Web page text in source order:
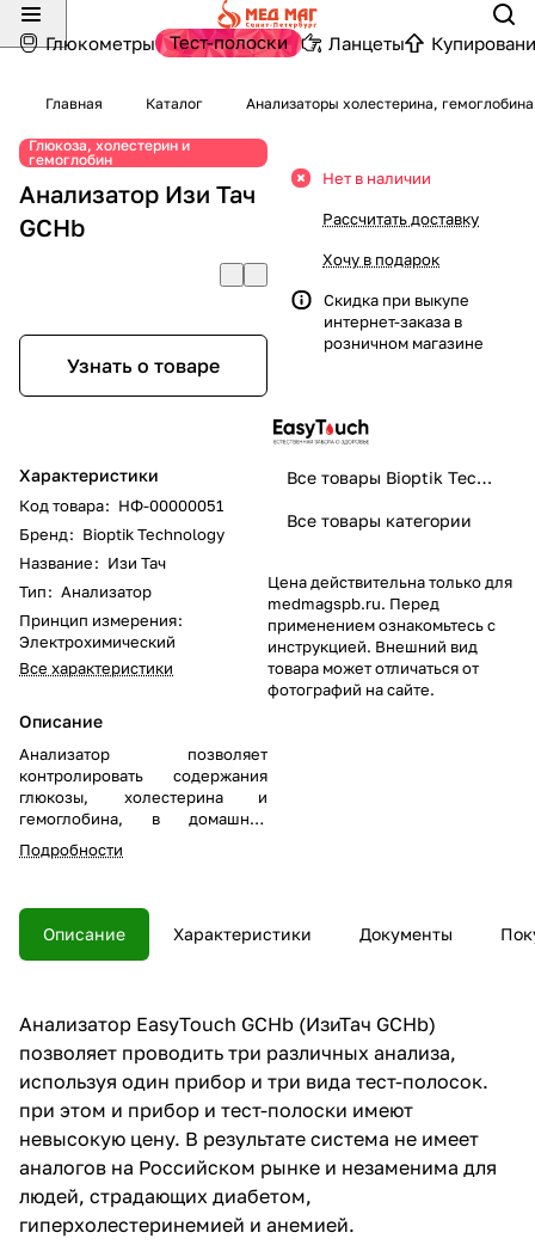
Глюкометры Тест-полоски Ланцеты
Главная Каталог Анализаторы холестерина,
Глюкоза, холестерин и
гемоглобин
Анализатор Изи Тач
GCHb
Узнать о товаре
Характеристики
Код товара: НФ-00000051
Бренд: Bioptik Technology
Название: Изи Тач
Тип: Анализатор
Принцип измерения:
Электрохимический
Все характеристики
Описание
Анализатор позволяет
контролировать содержания
глюкозы, холестерина и
гемоглобина, в домашних
условиях.
Подробности
Нет в наличии
Рассчитать доставку
Хочу в подарок
Скидка при выкупе
интернет-заказа в
розничном магазине
Все товары Bioptik Technology
Все товары категории
Цена действительна только для
medmagspb.ru. Перед
применением ознакомьтесь с
инструкцией. Внешний вид
товара может отличаться от
фотографий на сайте.
Описание Характеристики Документы
Анализатор EasyTouch GCHb (ИзиТач GCHb)
позволяет проводить три различных анализа,
используя один прибор и три вида тест-полосок.
при этом и прибор и тест-полоски имеют
невысокую цену. В результате система не имеет
аналогов на Российском рынке и незаменима для
людей, страдающих диабетом,
гиперхолестеринемией и анемией.